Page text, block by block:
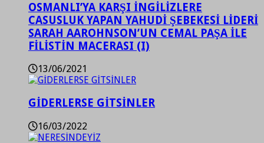
OSMANLI’YA KARŞI İNGİLİZLERE
CASUSLUK YAPAN YAHUDİ ŞEBEKESİ LİDERİ
SARAH AAROHNSON’UN CEMAL PAŞA İLE
FİLİSTİN MACERASI (I)
13/06/2021
GİDERLERSE GİTSİNLER
16/03/2022